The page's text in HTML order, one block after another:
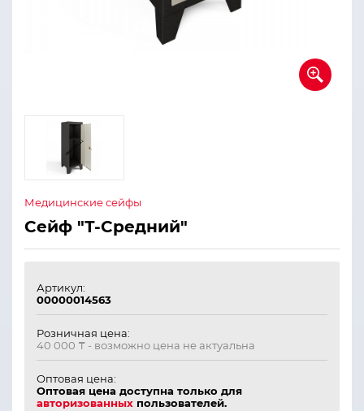
Медицинские сейфы
Сейф "Т-Средний"
Артикул:
00000014563
Розничная цена:
40 000 ₸ - возможно цена не актуальна
Оптовая цена:
Оптовая цена доступна только для
авторизованных пользователей.